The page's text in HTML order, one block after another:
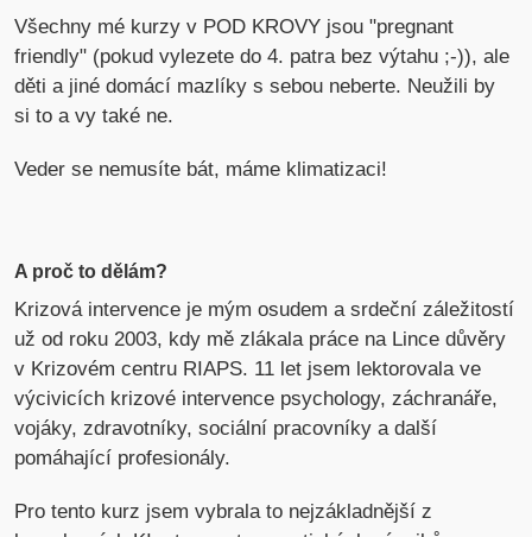
Všechny mé kurzy v POD KROVY jsou "pregnant
friendly" (pokud vylezete do 4. patra bez výtahu ;-)), ale
děti a jiné domácí mazlíky s sebou neberte. Neužili by
si to a vy také ne.
Veder se nemusíte bát, máme klimatizaci!
A proč to dělám?
Krizová intervence je mým osudem a srdeční záležitostí
už od roku 2003, kdy mě zlákala práce na Lince důvěry
v Krizovém centru RIAPS. 11 let jsem lektorovala ve
výcivicích krizové intervence psychology, záchranáře,
vojáky, zdravotníky, sociální pracovníky a další
pomáhající profesionály.
Pro tento kurz jsem vybrala to nejzákladnější z